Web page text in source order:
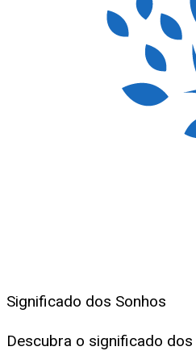
Significado dos Sonhos
Descubra o significado